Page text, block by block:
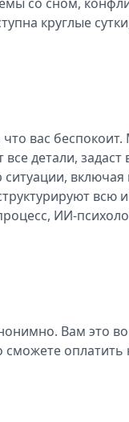
круглые
вас
детали, задаст
всю
ИИ-
Вам это
оплатить